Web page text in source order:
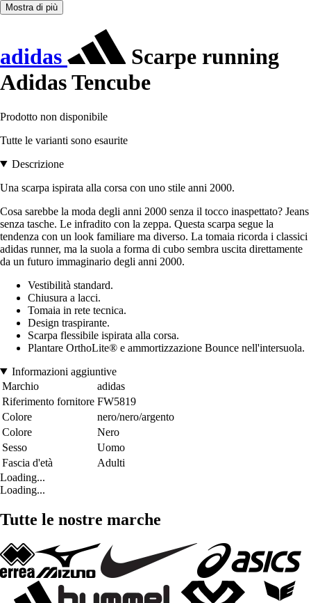
Mostra di più
adidas
Scarpe running
Adidas Tencube
Prodotto non disponibile
Tutte le varianti sono esaurite
Descrizione
Una scarpa ispirata alla corsa con uno stile anni 2000.
Cosa sarebbe la moda degli anni 2000 senza il tocco inaspettato? Jeans
senza tasche. Le infradito con la zeppa. Questa scarpa segue la
tendenza con un look familiare ma diverso. La tomaia ricorda i classici
adidas runner, ma la suola a forma di cubo sembra uscita direttamente
da un futuro immaginario degli anni 2000.
Vestibilità standard.
Chiusura a lacci.
Tomaia in rete tecnica.
Design traspirante.
Scarpa flessibile ispirata alla corsa.
Plantare OrthoLite® e ammortizzazione Bounce nell'intersuola.
Informazioni aggiuntive
Marchio
adidas
Riferimento fornitore FW5819
Colore
nero/nero/argento
Colore
Nero
Sesso
Uomo
Fascia d'età
Adulti
Loading...
Loading...
Tutte le nostre marche